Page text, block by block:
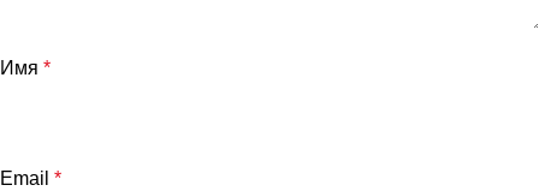
Имя *
Email *